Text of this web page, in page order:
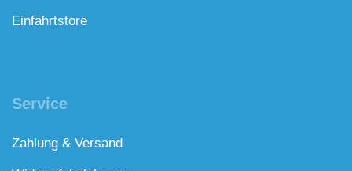
Einfahrtstore
Service
Zahlung & Versand